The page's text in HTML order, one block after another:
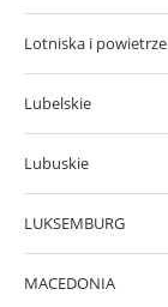
Lotniska i powietrze
Lubelskie
Lubuskie
LUKSEMBURG
MACEDONIA